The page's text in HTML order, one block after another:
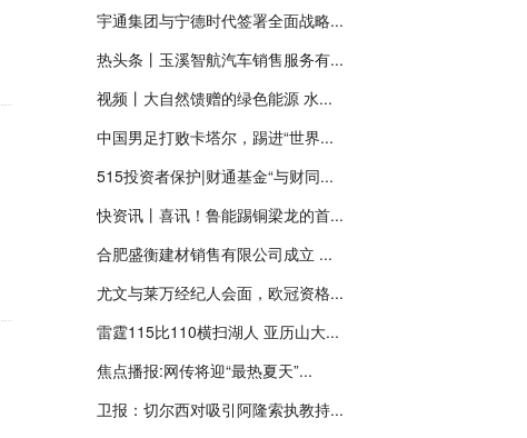
宇通集团与宁德时代签署全面战略...
热头条丨玉溪智航汽车销售服务有...
视频丨大自然馈赠的绿色能源 水...
中国男足打败卡塔尔，踢进“世界...
515投资者保护|财通基金“与财同...
快资讯丨喜讯！鲁能踢铜梁龙的首...
合肥盛衡建材销售有限公司成立 ...
尤文与莱万经纪人会面，欧冠资格...
雷霆115比110横扫湖人 亚历山大...
焦点播报:网传将迎“最热夏天”...
卫报：切尔西对吸引阿隆索执教持...